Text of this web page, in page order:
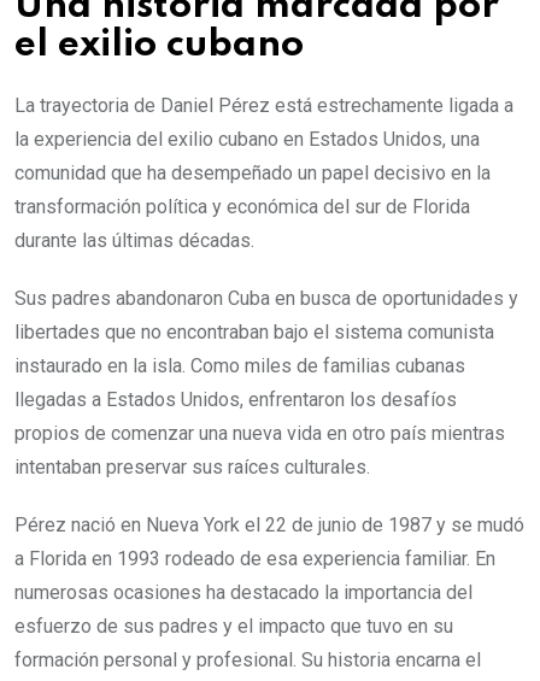
el exilio cubano
La trayectoria de Daniel Pérez está estrechamente ligada a
la experiencia del exilio cubano en Estados Unidos, una
comunidad que ha desempeñado un papel decisivo en la
transformación política y económica del sur de Florida
durante las últimas décadas.
Sus padres abandonaron Cuba en busca de oportunidades y
libertades que no encontraban bajo el sistema comunista
instaurado en la isla. Como miles de familias cubanas
llegadas a Estados Unidos, enfrentaron los desafíos
propios de comenzar una nueva vida en otro país mientras
intentaban preservar sus raíces culturales.
Pérez nació en Nueva York el 22 de junio de 1987 y se mudó
a Florida en 1993 rodeado de esa experiencia familiar. En
numerosas ocasiones ha destacado la importancia del
esfuerzo de sus padres y el impacto que tuvo en su
formación personal y profesional. Su historia encarna el